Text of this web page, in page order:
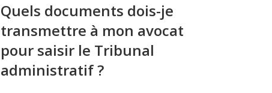
Quels documents dois-je
transmettre à mon avocat
pour saisir le Tribunal
administratif ?